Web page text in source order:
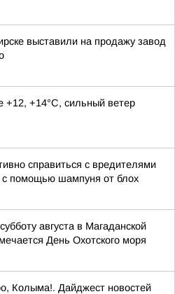
выставили на продажу завод
+12, +14°C, сильный ветер
справиться с вредителями
с помощью шампуня от блох
августа в Магаданской
День Охотского моря
Колыма!. Дайджест новостей